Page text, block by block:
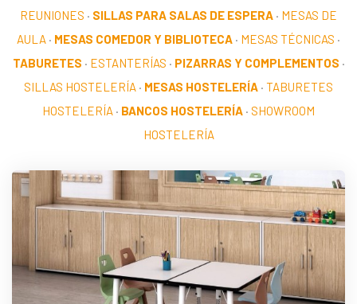
REUNIONES · SILLAS PARA SALAS DE ESPERA · MESAS DE
AULA · MESAS COMEDOR Y BIBLIOTECA · MESAS TÉCNICAS ·
TABURETES · ESTANTERÍAS · PIZARRAS Y COMPLEMENTOS ·
SILLAS HOSTELERÍA · MESAS HOSTELERÍA · TABURETES
HOSTELERÍA · BANCOS HOSTELERÍA · SHOWROOM
HOSTELERÍA